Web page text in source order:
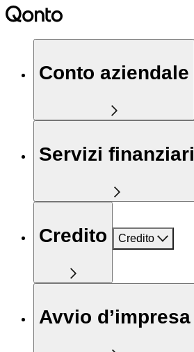
Conto aziendale
Servizi finanziari
Credito Credito
Avvio d’impresa